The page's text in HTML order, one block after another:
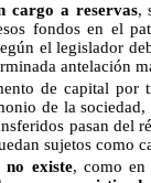
cargo a reservas,
fondos en el
el legislador
antelación
capital por
de la
pasan del
sujetos como
no existe, como en